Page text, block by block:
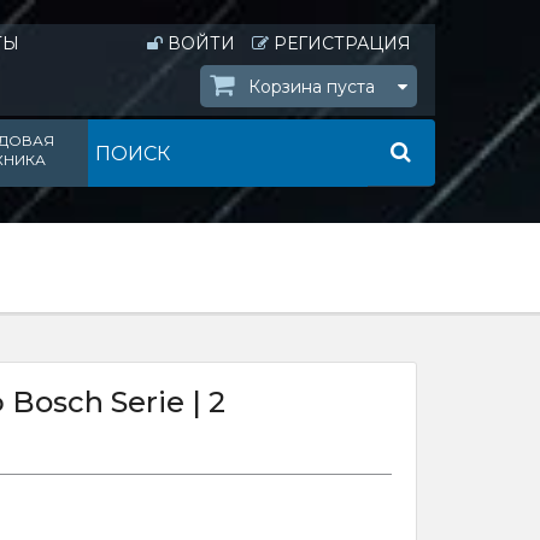
ВОЙТИ
РЕГИСТРАЦИЯ
Корзина пуста
Serie | 2